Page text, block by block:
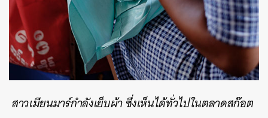
สาวเมียนมาร์กำลังเย็บผ้า ซึ่งเห็นได้ทั่วไปในตลาดสก๊อต